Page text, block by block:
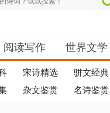
阅读写作 世界文学
宋诗精选
骈文经典
杂文鉴赏 名诗鉴赏